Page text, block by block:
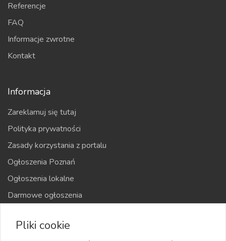
Referencje
FAQ
Informacje zwrotne
Kontakt
Informacja
Zareklamuj się tutaj
Polityka prywatności
Zasady korzystania z portalu
Ogłoszenia Poznań
Ogłoszenia lokalne
Darmowe ogłoszenia
Mapa strony
Pliki cookie